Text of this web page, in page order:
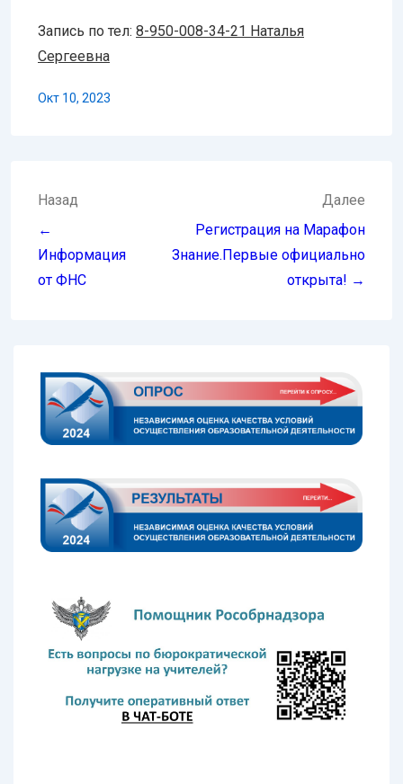
Запись по тел: 8-950-008-34-21 Наталья
Сергеевна
Окт 10, 2023
Навигация
по
записям
Назад
←
Информация
от ФНС
Далее
Регистрация на Марафон
Знание.Первые официально
открыта! →